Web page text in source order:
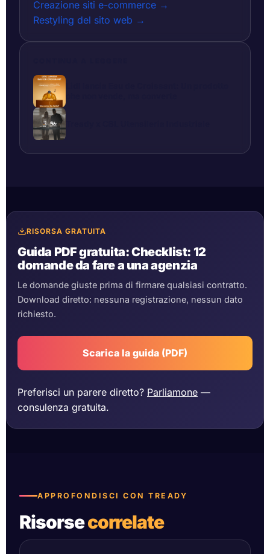
Creazione siti e-commerce →
Restyling del sito web →
RISORSA GRATUITA
Guida PDF gratuita: Checklist: 12
domande da fare a una agenzia
Le domande giuste prima di firmare qualsiasi contratto.
Download diretto: nessuna registrazione, nessun dato
richiesto.
Scarica la guida (PDF)
Preferisci un parere diretto? Parliamone —
consulenza gratuita.
APPROFONDISCI CON TREADY
Risorsecorrelate